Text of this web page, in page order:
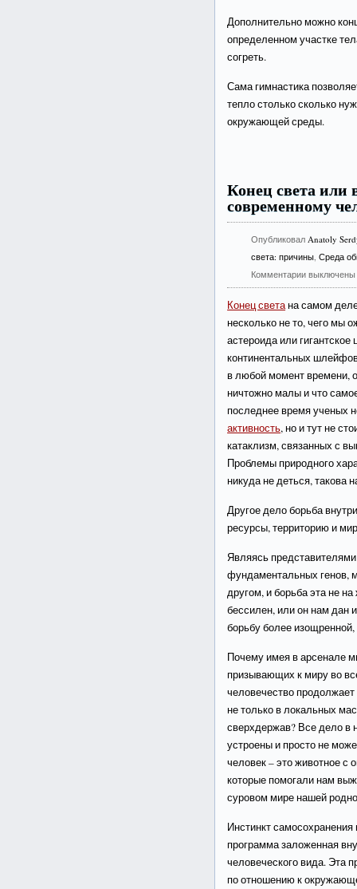
Дополнительно можно
определенном участке
согреть.
Сама гимнастика
тепло столько сколько
окружающей среды.
Конец света
современному
ОпубликовалAnatoly
света: причины,Среда
Комментарии выключены
Конец светана самом деле
несколько не то, чего мы
астероида или
континентальных
в любой момент времени,
ничтожно малы и что
последнее время ученых
активность, но и тут не
катаклизм, связанных с
Проблемы природного
никуда не деться,
Другое дело борьба
ресурсы, территорию и
Являясь
фундаментальных генов,
другом, и борьба эта не
бессилен, или он нам дан
борьбу более
Почему имея в арсенале
призывающих к миру во
человечество
не только в локальных
сверхдержав? Все дело в
устроены и просто не
человек – это животное с
которые помогали нам
суровом мире нашей
Инстинкт
программа заложенная
человеческого вида. Эта
по отношению к